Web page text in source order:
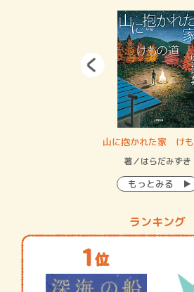
山に抱かれた家 け
著／はらだみずき
もっとみる
ランキング